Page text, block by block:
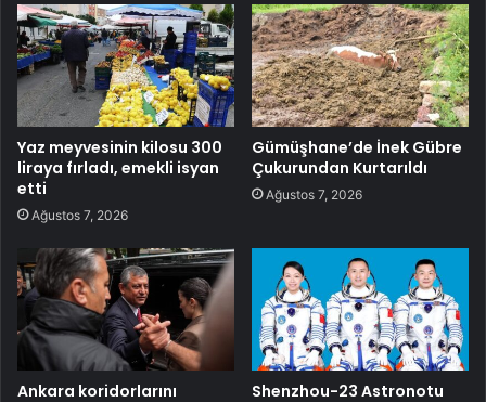
Yaz meyvesinin kilosu 300
liraya fırladı, emekli isyan
etti
Ağustos 7, 2026
Gümüşhane’de İnek Gübre
Çukurundan Kurtarıldı
Ağustos 7, 2026
Ankara koridorlarını
Shenzhou-23 Astronotu